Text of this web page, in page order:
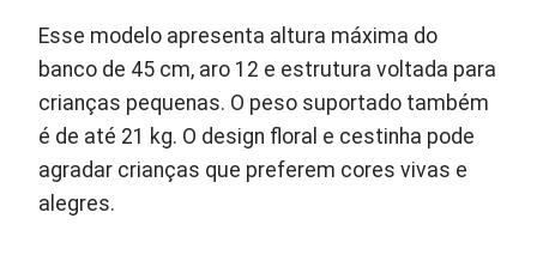
Esse modelo apresenta altura máxima do
banco de 45 cm, aro 12 e estrutura voltada para
crianças pequenas. O peso suportado também
é de até 21 kg. O design floral e cestinha pode
agradar crianças que preferem cores vivas e
alegres.